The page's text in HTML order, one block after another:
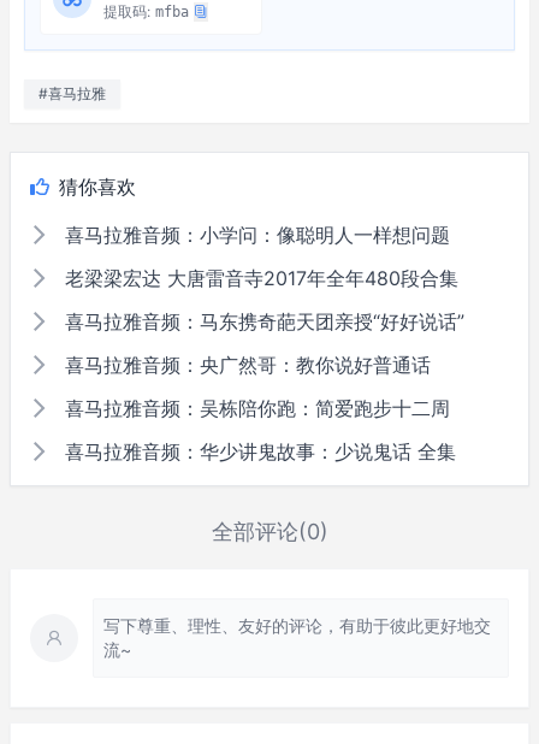
提取码: mfba
#喜马拉雅
猜你喜欢
喜马拉雅音频：小学问：像聪明人一样想问题
老梁梁宏达 大唐雷音寺2017年全年480段合集
喜马拉雅音频：马东携奇葩天团亲授“好好说话”
喜马拉雅音频：央广然哥：教你说好普通话
喜马拉雅音频：吴栋陪你跑：简爱跑步十二周
喜马拉雅音频：华少讲鬼故事：少说鬼话 全集
全部评论(0)
写下尊重、理性、友好的评论，有助于彼此更好地交
流~